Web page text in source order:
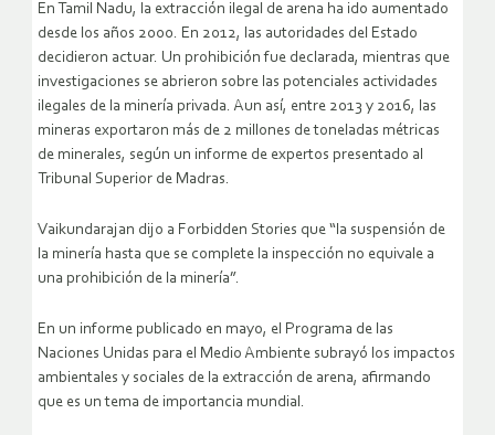
En Tamil Nadu, la extracción ilegal de arena ha ido aumentado
desde los años 2000. En 2012, las autoridades del Estado
decidieron actuar. Un prohibición fue declarada, mientras que
investigaciones se abrieron sobre las potenciales actividades
ilegales de la minería privada. Aun así, entre 2013 y 2016, las
mineras exportaron más de 2 millones de toneladas métricas
de minerales, según un informe de expertos presentado al
Tribunal Superior de Madras.
Vaikundarajan dijo a Forbidden Stories que “la suspensión de
la minería hasta que se complete la inspección no equivale a
una prohibición de la minería”.
En un informe publicado en mayo, el Programa de las
Naciones Unidas para el Medio Ambiente subrayó los impactos
ambientales y sociales de la extracción de arena, afirmando
que es un tema de importancia mundial.